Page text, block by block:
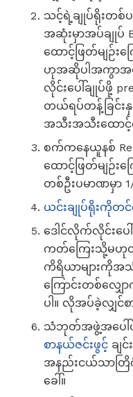
သင့်ရဲ့ချုပ်ရိုးတစ်
အဆုံးမှာအပ်ချုပ်
ထောင့်ဖြတ်မျဉ်း
ဟုအဆိုပါအကွာအဝ
လိုင်းပေါ်ချုပ်ဖို့
တယ်ရပ်တန့်ခြင်းနှ
အသီးအသီးထောင့်
စက်ကနေယူနစ်
ထောင့်ဖြတ်မျဉ်း
တစ်ဦးပမာဏမှာ
ယင်းချုပ်ရိုးကိုတင်
ဒေါင်လိုက်လိုင်းပ
ကတ်ကြေးသို့မဟုတ်
ကိရိယာများကိုအသုံ
ကြောင်းတစ်လျှ
ပါ။ လိုအပ်ခဲ့လျှင်စ
သံဘုတ်အဖွဲ့အပေါ်ယူ
စာနယ်ဇင်းဖွင့် ချ
အနည်းငယ်သာတြိဂံ
ခေါ်။